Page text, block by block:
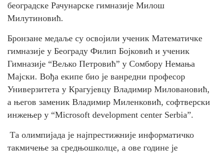
београдске Рачунарске гимназије Милош
Милутиновић.
Бронзане медаље су освојили ученик Математичке
гимназије у Београду Филип Бојковић и ученик
Гимназије “Вељко Петровић” у Сомбору Немања
Мајски. Вођа екипе био је ванредни професор
Универзитета у Крагујевцу Владимир Миловановић,
а његов заменик Владимир Миленковић, софтверски
инжењер у “Microsoft development center Serbia”.
Та олимпијада је најпрестижније информатичко
такмичење за средњошколце, а ове године је